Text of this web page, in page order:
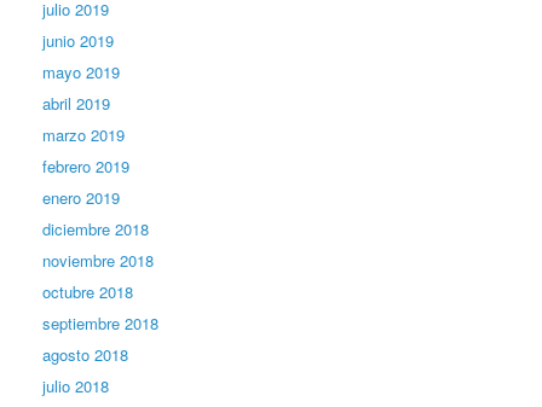
julio 2019
junio 2019
mayo 2019
abril 2019
marzo 2019
febrero 2019
enero 2019
diciembre 2018
noviembre 2018
octubre 2018
septiembre 2018
agosto 2018
julio 2018